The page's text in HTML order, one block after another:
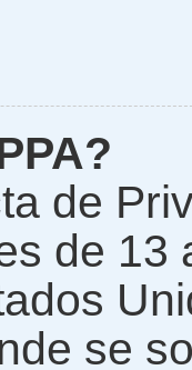
de
de 13
se